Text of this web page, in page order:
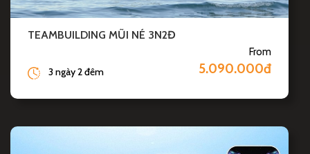
TEAMBUILDING MŨI NÉ 3N2Đ
From
5.090.000đ
3 ngày 2 đêm